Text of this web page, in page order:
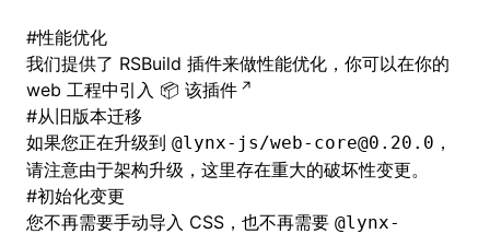
#性能优化
我们提供了 RSBuild 插件来做性能优化，你可以在你的
web 工程中引入
该插件
#从旧版本迁移
如果您正在升级到 @lynx-js/web-core@0.20.0 ，
请注意由于架构升级，这里存在重大的破坏性变更。
#初始化变更
您不再需要手动导入 CSS，也不再需要 @lynx-